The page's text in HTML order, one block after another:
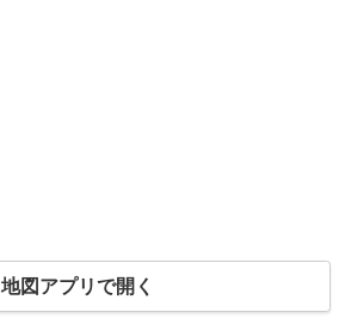
地図アプリで開く